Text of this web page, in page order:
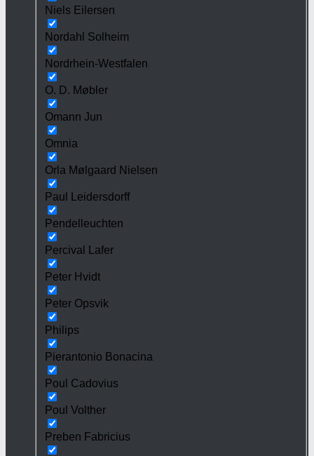
Niels Eilersen
Nordahl Solheim
Nordrhein-Westfalen
O. D. Møbler
Omann Jun
Omnia
Orla Mølgaard Nielsen
Paul Leidersdorff
Pendelleuchten
Percival Lafer
Peter Hvidt
Peter Opsvik
Philips
Pierantonio Bonacina
Poul Cadovius
Poul Volther
Preben Fabricius